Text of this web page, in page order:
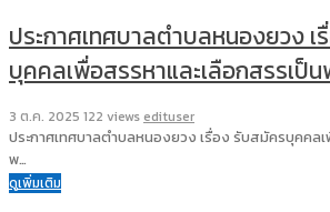
ประกาศเทศบาลตำบลหนองยวง เ
บุคคลเพื่อสรรหาและเลือกสรรเป็
3 ต.ค. 2025 122 views edituser
ประกาศเทศบาลตำบลหนองยวง เรื่อง รับสมัครบุคคล
พ…
ดูเพิ่มเติม